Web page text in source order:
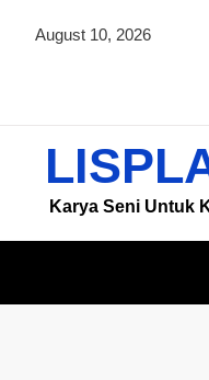
August 10, 2026
Karya Seni Untuk